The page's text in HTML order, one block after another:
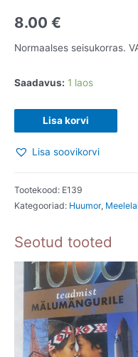
8.00 €
Normaalses seisukorras.
Saadavus: 1 laos
anekdooti.
Raadio
Erkki
Kõlu,
Lään.
1995
Lisa korvi
Lisa soovikorvi
Tootekood: E139
Kategooriad: Huumor,
Seotud tooted